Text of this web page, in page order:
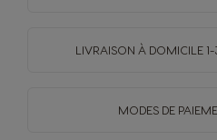
LIVRAISON À DOMICILE
MODES DE